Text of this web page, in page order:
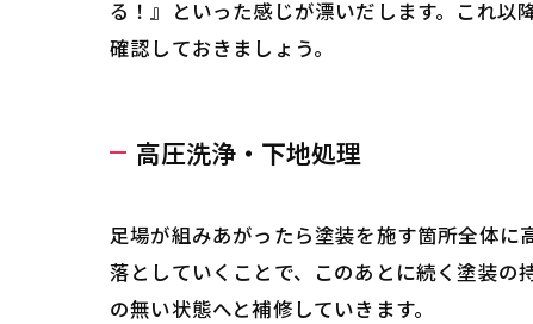
る！』といった感じが漂いだします。これ
確認しておきましょう。
高圧洗浄・下地処理
足場が組みあがったら塗装を施す箇所全体
落としていくことで、このあとに続く塗装
の無い状態へと補修していきます。